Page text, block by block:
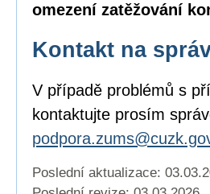
omezení zatěžování
Kontakt na
V případě problémů s
kontaktujte prosím
Poslední aktualizace: